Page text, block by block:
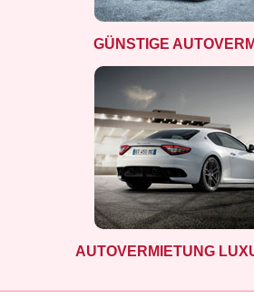
GÜNSTIGE
AUTOVERMIETUNG